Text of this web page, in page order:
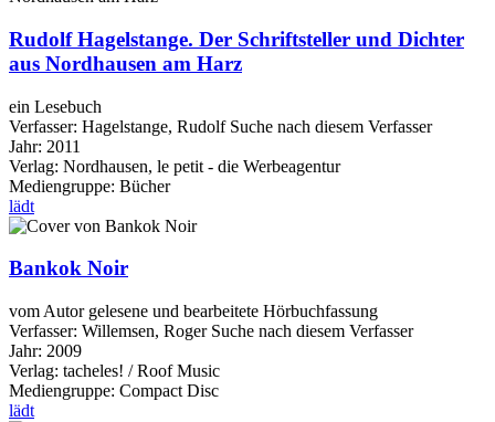
Rudolf Hagelstange. Der Schriftsteller und Dichter
aus Nordhausen am Harz
ein Lesebuch
Verfasser: Hagelstange, Rudolf Suche nach diesem Verfasser
Jahr: 2011
Verlag: Nordhausen, le petit - die Werbeagentur
Mediengruppe: Bücher
lädt
Bankok Noir
vom Autor gelesene und bearbeitete Hörbuchfassung
Verfasser: Willemsen, Roger Suche nach diesem Verfasser
Jahr: 2009
Verlag: tacheles! / Roof Music
Mediengruppe: Compact Disc
lädt